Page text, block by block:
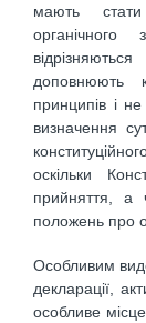
мають
доповнюють
принципів і
визначення
оскільки
прийняття, а
положень про
Особливим
декларації,
особливе